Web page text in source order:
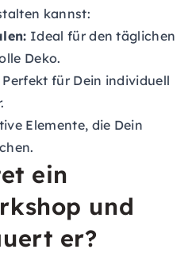
kannst:
Ideal für den täglichen
Deko.
Perfekt für Dein individuell
Elemente, die Dein
ein
und
er?